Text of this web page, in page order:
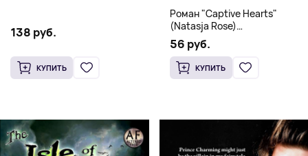
138 руб.
КУПИТЬ
Роман "Captive Hearts"
(Natasja Rose)
Романтическое фэнтези
56 руб.
КУПИТЬ